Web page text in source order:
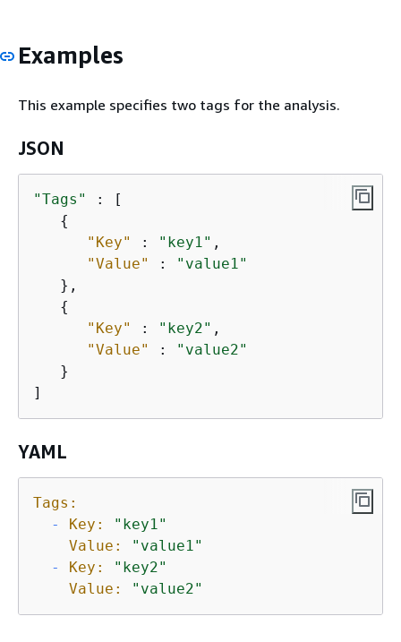
Examples
This example specifies two tags for the analysis.
JSON
"Tags"
: [
{
"Key"
: "key1" ,
"Value"
:
"value1"
   },
{
"Key"
: "key2" ,
"Value"
:
"value2"
   }
]
YAML
Tags:
-
Key:
"key1"
Value:
"value1"
-
Key:
"key2"
Value:
"value2"